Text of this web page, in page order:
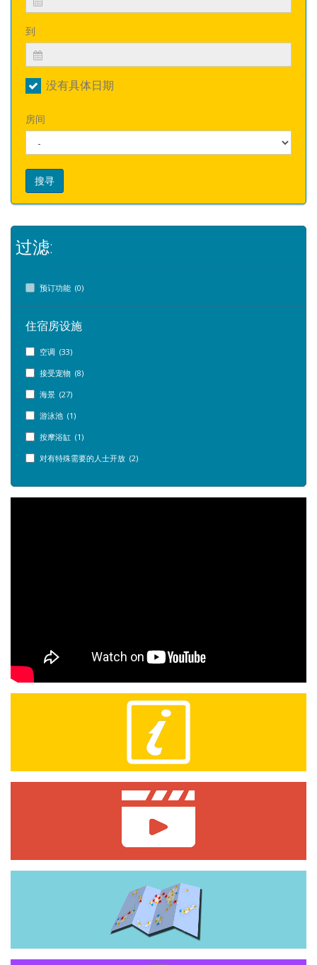
到
没有具体日期
房间
搜寻
过滤:
预订功能 (0)
住宿房设施
空调 (33)
接受宠物 (8)
海景 (27)
游泳池 (1)
按摩浴缸 (1)
对有特殊需要的人士开放 (2)